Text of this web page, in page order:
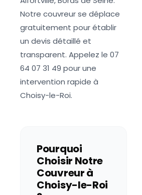
Notre couvreur se déplace
gratuitement pour établir
un devis détaillé et
transparent. Appelez le 07
64 07 31 49 pour une
intervention rapide à
Choisy-le-Roi.
Pourquoi
Choisir Notre
Couvreur à
Choisy-le-Roi